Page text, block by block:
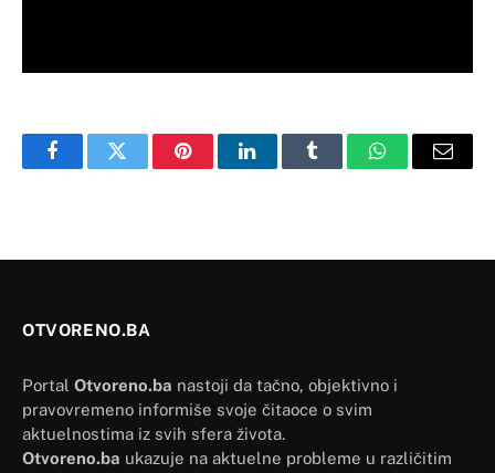
FacebookTwitter PinterestLinkedInTumblr WhatsAppEmail
OTVORENO.BA
Portal Otvoreno.ba nastoji da tačno, objektivno i
pravovremeno informiše svoje čitaoce o svim
aktuelnostima iz svih sfera života.
Otvoreno.ba ukazuje na aktuelne probleme u različitim